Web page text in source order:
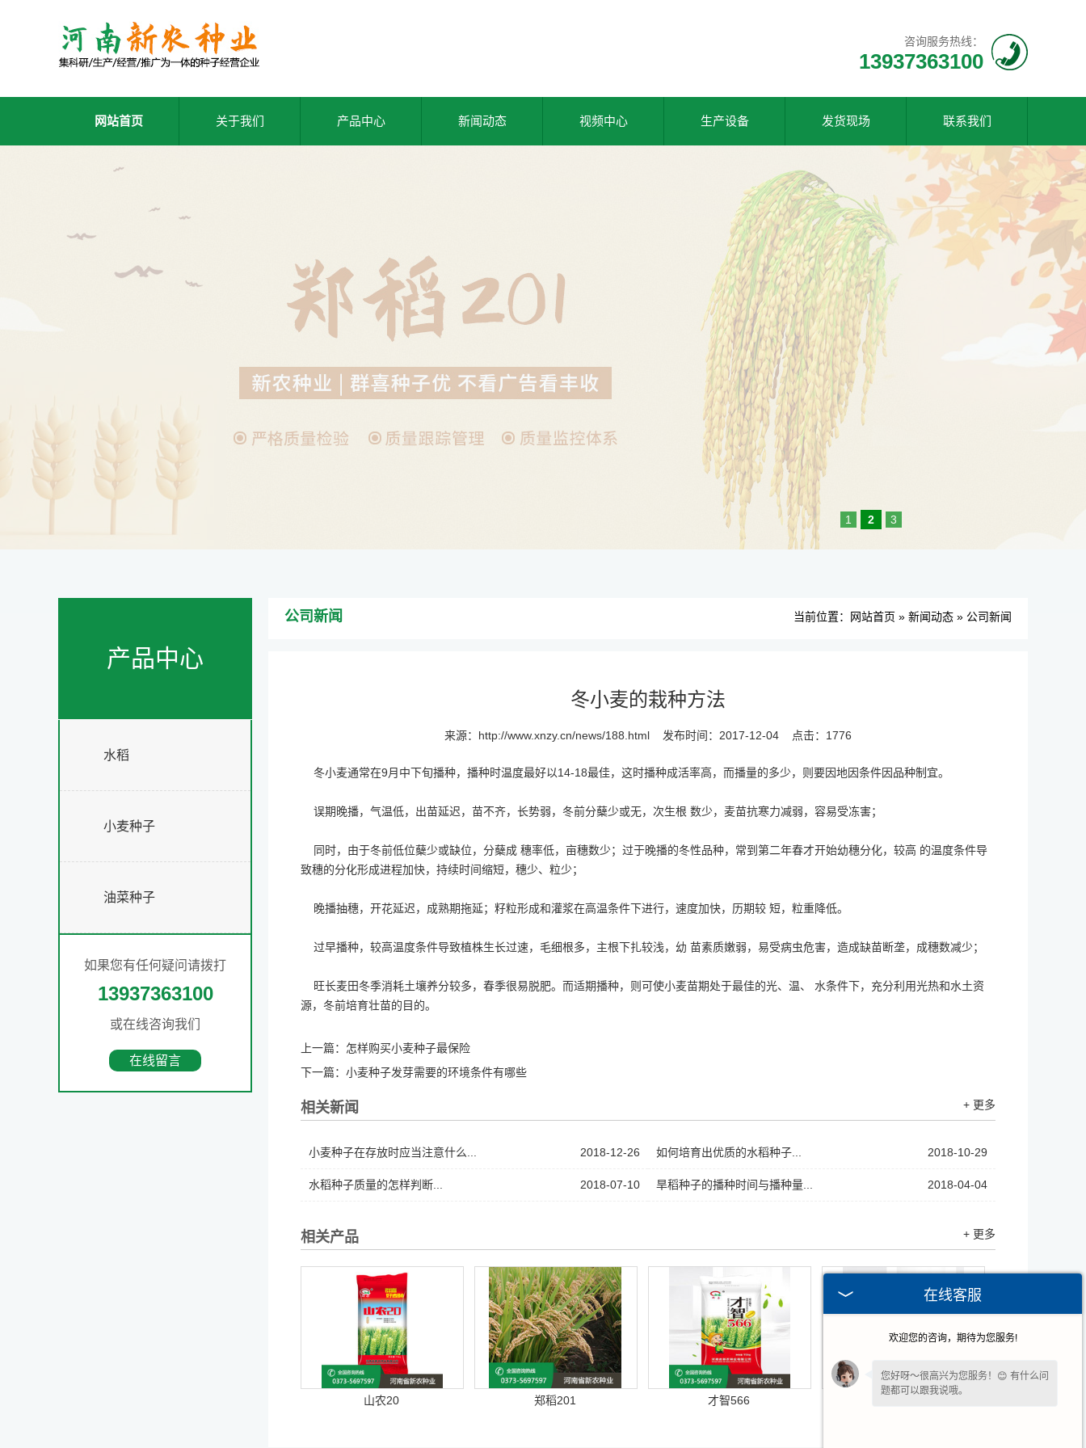
咨询服务热线：
13937363100
网站首页 关于我们 产品中心 新闻动态 视频中心 生产设备 发货现场 联系我们
1 2 3
产品中心
水稻
小麦种子
油菜种子
如果您有任何疑问请拨打
13937363100
或在线咨询我们
在线留言
公司新闻 当前位置： 网站首页 » 新闻动态 » 公司新闻
冬小麦的栽种方法
来源： http://www.xnzy.cn/news/188.html 发布时间：2017-12-04 点击：1776
冬小麦通常在9月中下旬播种，播种时温度最好以14-18最佳，这时播种成活率高，而播量的多少，则要因地因条件因品种制宜。
误期晚播，气温低，出苗延迟，苗不齐，长势弱，冬前分蘖少或无，次生根 数少，麦苗抗寒力减弱，容易受冻害；
同时，由于冬前低位蘖少或缺位，分蘖成 穗率低，亩穗数少；过于晚播的冬性品种，常到第二年春才开始幼穗分化，较高 的温度条件导
致穗的分化形成进程加快，持续时间缩短，穗少、粒少；
晚播抽穗，开花延迟，成熟期拖延；籽粒形成和灌浆在高温条件下进行，速度加快，历期较 短，粒重降低。
过早播种，较高温度条件导致植株生长过速，毛细根多，主根下扎较浅，幼 苗素质嫩弱，易受病虫危害，造成缺苗断垄，成穗数减少；
旺长麦田冬季消耗土壤养分较多，春季很易脱肥。而适期播种，则可使小麦苗期处于最佳的光、温、 水条件下，充分利用光热和水土资
源，冬前培育壮苗的目的。
上一篇： 怎样购买小麦种子最保险
下一篇： 小麦种子发芽需要的环境条件有哪些
相关新闻 + 更多
2018-12-26
小麦种子在存放时应当注意什么... 2018-10-29
如何培育出优质的水稻种子...
2018-07-10
水稻种子质量的怎样判断... 2018-04-04
旱稻种子的播种时间与播种量...
相关产品 + 更多
山农20 郑稻201 才智566
在线客服
欢迎您的咨询，期待为您服务!
您好呀～很高兴为您服务！😊 有什么问
题都可以跟我说哦。